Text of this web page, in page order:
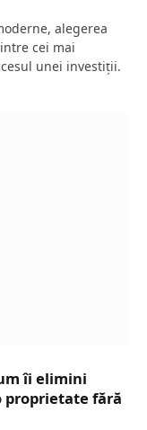
alegerea
cei mai
unei investiții.
îi elimini
proprietate fără